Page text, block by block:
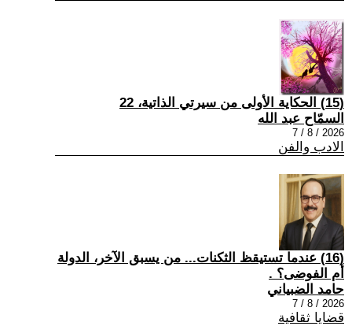
(15) الحكاية الأولى من سيرتي الذاتية، 22
السمّاح عبد الله
2026 / 8 / 7
الادب والفن
(16) عندما تستيقظ الثكنات... من يسبق الآخر، الدولة
أم الفوضى؟ .
حامد الضبياني
2026 / 8 / 7
قضايا ثقافية